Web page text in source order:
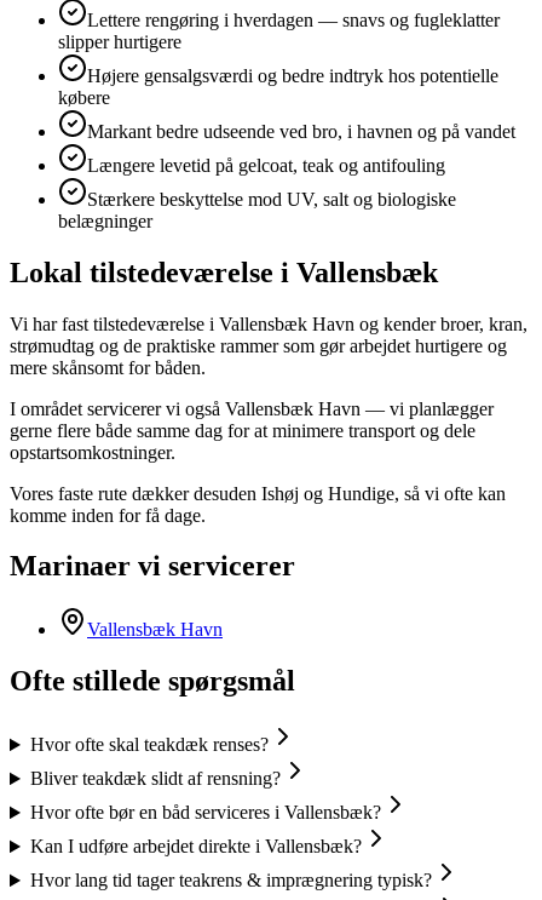
Lettere rengøring i hverdagen — snavs og fugleklatter
slipper hurtigere
Højere gensalgsværdi og bedre indtryk hos potentielle
købere
Markant bedre udseende ved bro, i havnen og på vandet
Længere levetid på gelcoat, teak og antifouling
Stærkere beskyttelse mod UV, salt og biologiske
belægninger
Lokal tilstedeværelse i Vallensbæk
Vi har fast tilstedeværelse i Vallensbæk Havn og kender broer, kran,
strømudtag og de praktiske rammer som gør arbejdet hurtigere og
mere skånsomt for båden.
I området servicerer vi også Vallensbæk Havn — vi planlægger
gerne flere både samme dag for at minimere transport og dele
opstartsomkostninger.
Vores faste rute dækker desuden Ishøj og Hundige, så vi ofte kan
komme inden for få dage.
Marinaer vi servicerer
Vallensbæk Havn
Ofte stillede spørgsmål
Hvor ofte skal teakdæk renses?
Bliver teakdæk slidt af rensning?
Hvor ofte bør en båd serviceres i Vallensbæk?
Kan I udføre arbejdet direkte i Vallensbæk?
Hvor lang tid tager teakrens & imprægnering typisk?